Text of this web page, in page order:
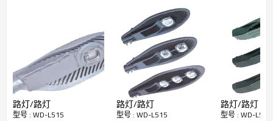
路灯/路灯
型号 : WD-L515
路灯/路灯
型号 : WD-L515
路灯/路灯
型号 : WD-L515